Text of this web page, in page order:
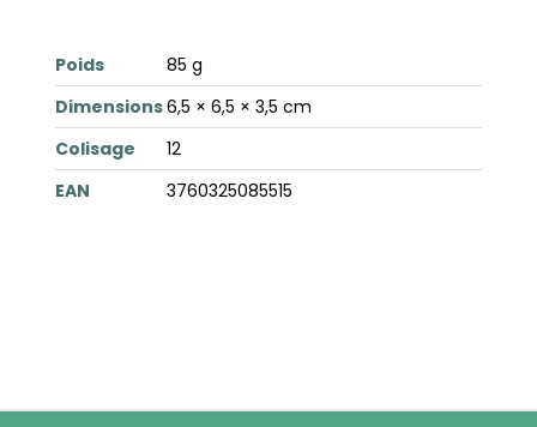
Poids
85 g
Dimensions6,5 × 6,5 × 3,5 cm
Colisage
12
EAN
3760325085515